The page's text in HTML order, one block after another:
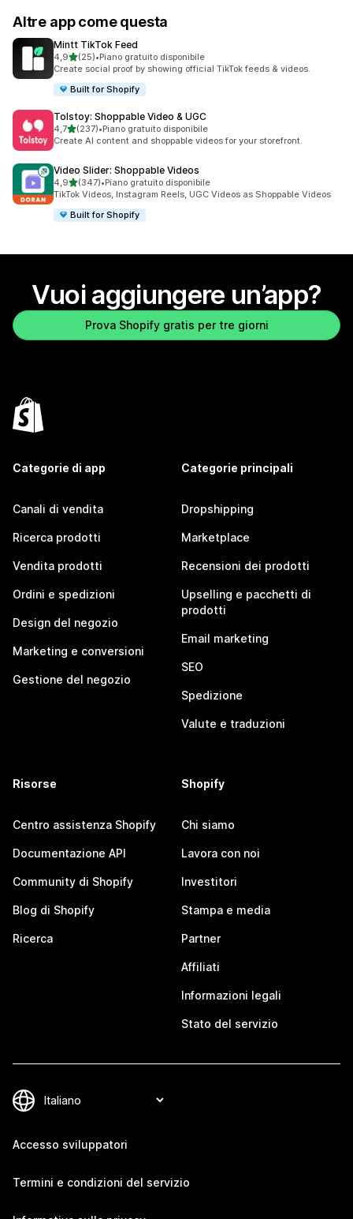
Altre app come questa
Mintt TikTok Feed
4,9stelle su 5
(25)
25 recensioni totali
•Piano gratuito disponibile
Create social proof by showing official TikTok feeds & videos.
Built for Shopify
Tolstoy: Shoppable Video & UGC
4,7stelle su 5
(237)
237 recensioni totali
•Piano gratuito disponibile
Create AI content and shoppable videos for your storefront.
Video Slider: Shoppable Videos
4,9stelle su 5
(347)
347 recensioni totali
•Piano gratuito disponibile
TikTok Videos, Instagram Reels, UGC Videos as Shoppable Videos
Built for Shopify
Vuoi aggiungere un’app?
Prova Shopify gratis per tre giorni
Categorie di app
Canali di vendita
Ricerca prodotti
Vendita prodotti
Ordini e spedizioni
Design del negozio
Marketing e conversioni
Gestione del negozio
Categorie principali
Dropshipping
Marketplace
Recensioni dei prodotti
Upselling e pacchetti di
prodotti
Email marketing
SEO
Spedizione
Valute e traduzioni
Risorse
Centro assistenza Shopify
Documentazione API
Community di Shopify
Blog di Shopify
Ricerca
Shopify
Chi siamo
Lavora con noi
Investitori
Stampa e media
Partner
Affiliati
Informazioni legali
Stato del servizio
Accesso sviluppatori
Termini e condizioni del servizio